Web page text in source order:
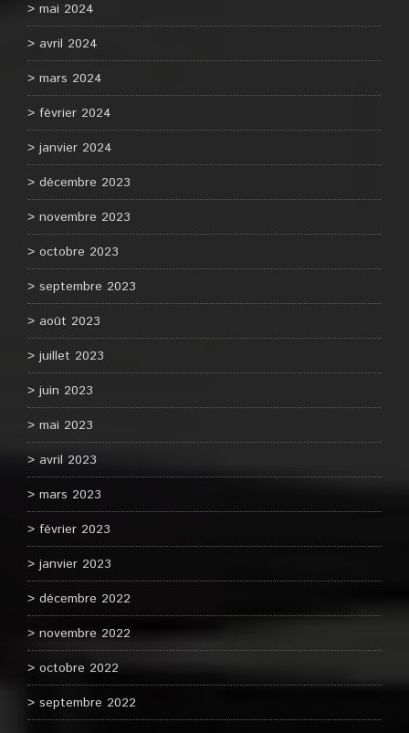
mai 2024
avril 2024
mars 2024
février 2024
janvier 2024
décembre 2023
novembre 2023
octobre 2023
septembre 2023
août 2023
juillet 2023
juin 2023
mai 2023
avril 2023
mars 2023
février 2023
janvier 2023
décembre 2022
novembre 2022
octobre 2022
septembre 2022